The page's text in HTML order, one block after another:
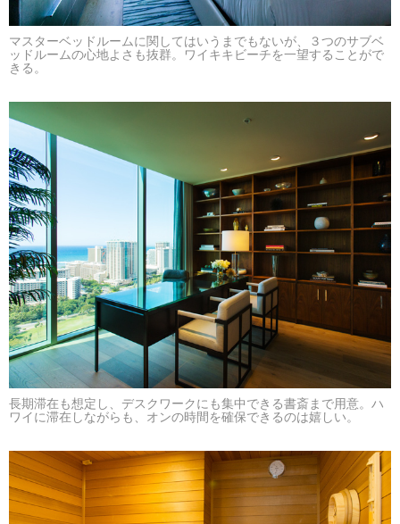
マスターベッドルームに関してはいうまでもないが、３つのサブベ
ッドルームの心地よさも抜群。ワイキキビーチを一望することがで
きる。
長期滞在も想定し、デスクワークにも集中できる書斎まで用意。ハ
ワイに滞在しながらも、オンの時間を確保できるのは嬉しい。